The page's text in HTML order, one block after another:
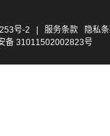
号-2 服务条款
隐私
备 31011502002823号